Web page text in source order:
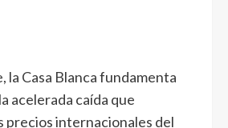
la Casa Blanca fundamenta
acelerada caída que
precios internacionales del